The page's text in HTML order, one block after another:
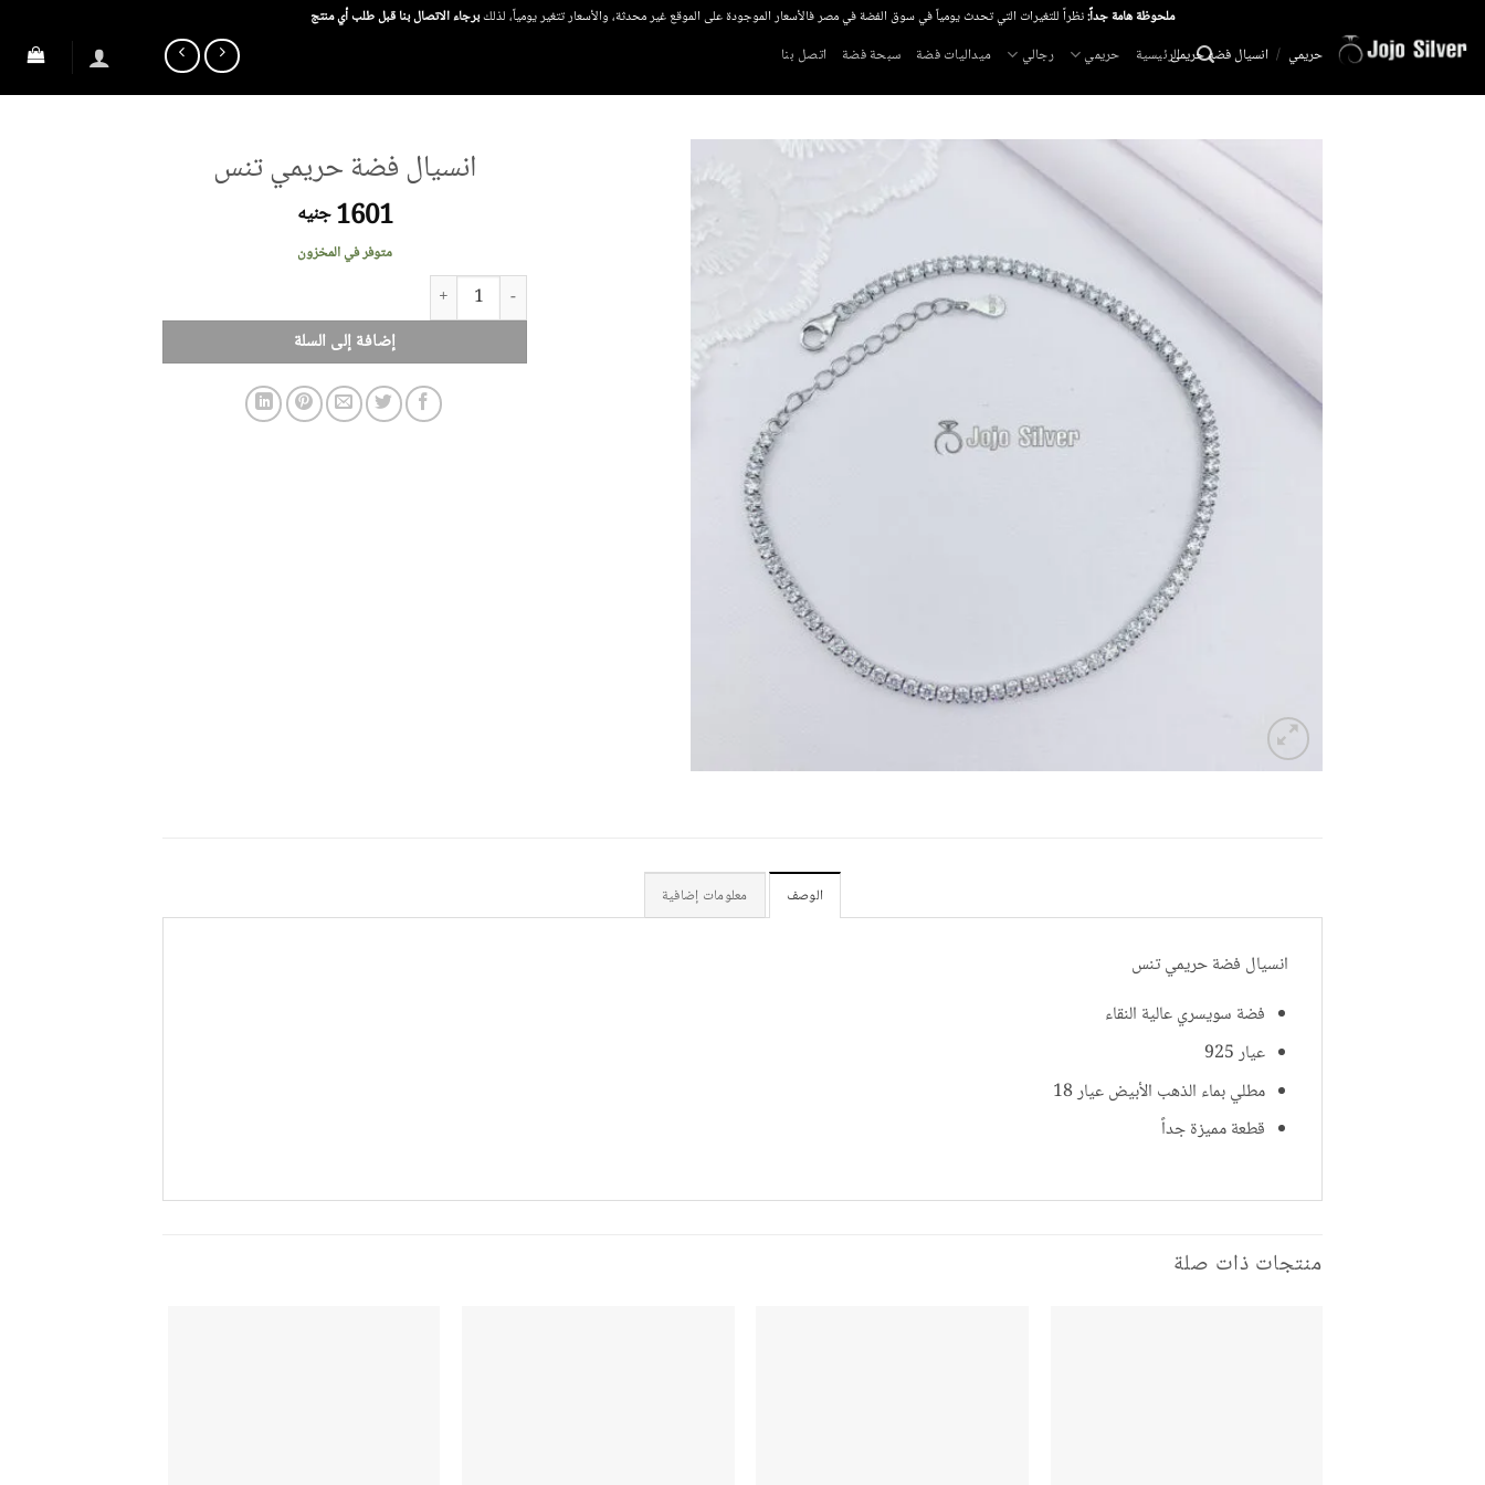
للمحتوى
ملحوظة هامة جداً:نظراً للتغيرات التي تحدث يومياً في سوق الفضة في مصر فالأسعار الموجودة على الموقع غير محدثة، والأسعار تتغير يومياً، لذلكبرجاء الاتصال بنا قبل طلب أي منتج
الرئيسية حريمي رجالي ميداليات فضة سبحة فضة اتصل بنا حريمي / انسيال فضه حريمى
انسيال فضة حريمي تنس
1601 جنيه
متوفر في المخزون
كمية انسيال فضة حريمي تنس
إضافة إلى السلة
الوصف معلومات إضافية
انسيال فضة حريمي تنس
فضة سويسري عالية النقاء
عيار 925
مطلي بماء الذهب الأبيض عيار 18
قطعة مميزة جداً
منتجات ذات صلة